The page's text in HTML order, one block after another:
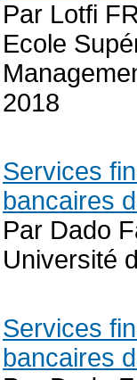
Par Lotfi
Ecole
2018
Services
bancaires
Par Dado
Université
Services
bancaires